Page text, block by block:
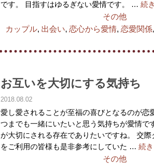
です。 目指すはゆるぎない愛情です。 … 続
その他
カップル, 出会い, 恋心から愛情, 恋愛関係,
お互いを大切にする気持ち
2018.08.02
愛し愛されることが至福の喜びとなるのが恋
つまでも一緒にいたいと思う気持ちが愛情で
が大切にされる存在でありたいですね。 交
をご利用の皆様も是非参考にしていた … 続
その他